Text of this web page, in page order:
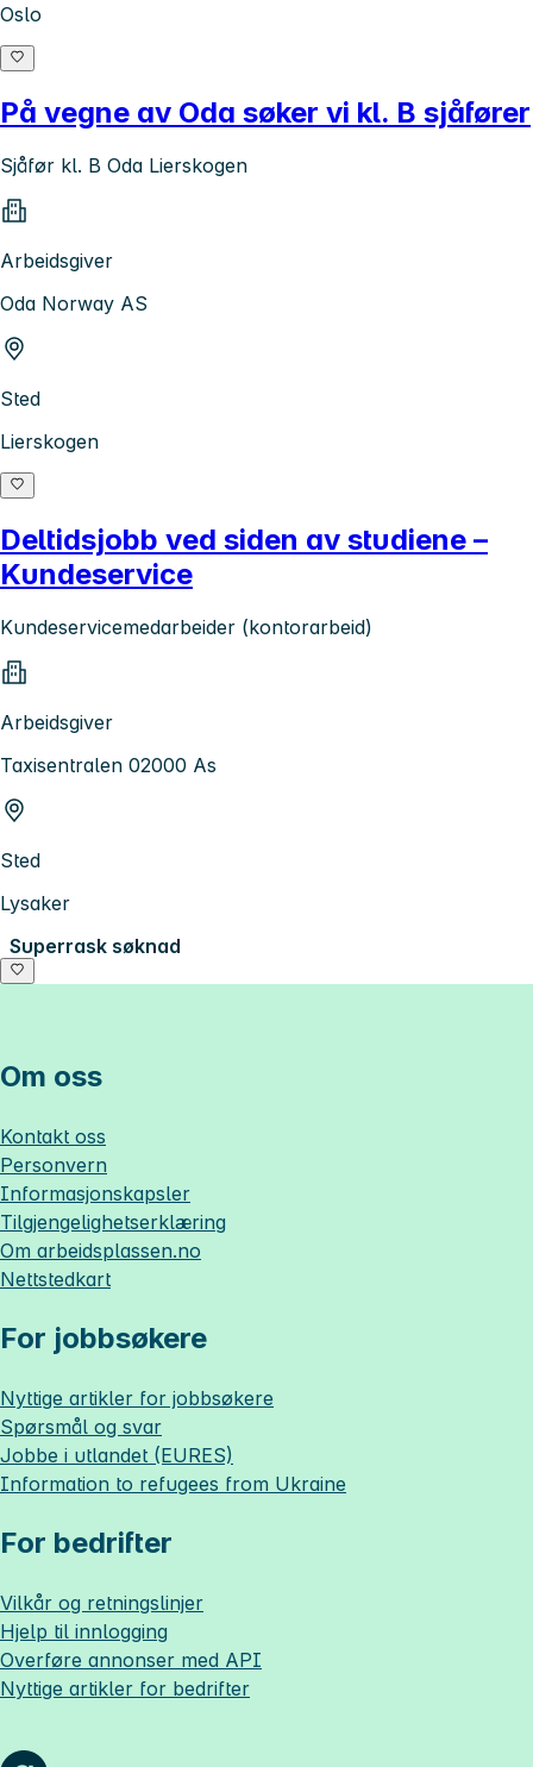
Oslo
På vegne av Oda søker vi kl. B sjåfører
Sjåfør kl. B Oda Lierskogen
Arbeidsgiver
Oda Norway AS
Sted
Lierskogen
Deltidsjobb ved siden av studiene –
Kundeservice
Kundeservicemedarbeider (kontorarbeid)
Arbeidsgiver
Taxisentralen 02000 As
Sted
Lysaker
Superrask søknad
Om oss
Kontakt oss
Personvern
Informasjonskapsler
Tilgjengelighetserklæring
Om arbeidsplassen.no
Nettstedkart
For jobbsøkere
Nyttige artikler for jobbsøkere
Spørsmål og svar
Jobbe i utlandet (EURES)
Information to refugees from Ukraine
For bedrifter
Vilkår og retningslinjer
Hjelp til innlogging
Overføre annonser med API
Nyttige artikler for bedrifter